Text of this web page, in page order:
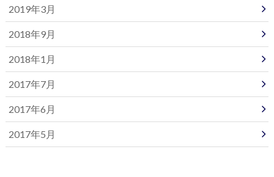
2019年3月
2018年9月
2018年1月
2017年7月
2017年6月
2017年5月